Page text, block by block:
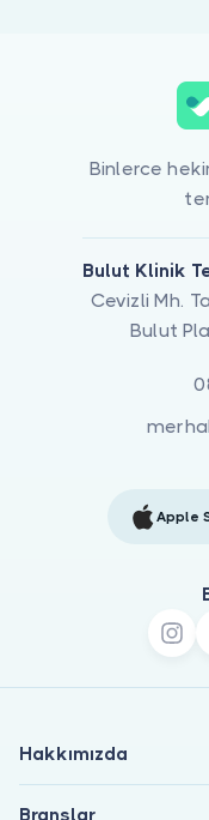
Binlerce
Bulut Klinik
Cevizli Mh.
Bulut
Apple
Hakkımızda
Branşlar